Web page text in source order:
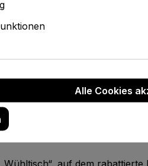
natürlich, um „stehende“
bauchhoch sind, können
Sie befinden sich dann
genommen werden können.
die Theken sogar direkt
Spielzeug ebenfalls gleich
auf dem rabattierte
Alle Cookies